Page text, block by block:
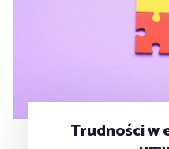
Trudności w